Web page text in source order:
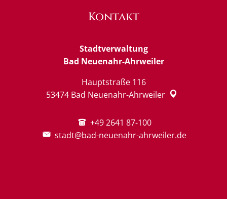
Kontakt
Stadtverwaltung
Bad Neuenahr-Ahrweiler
Hauptstraße 116
53474 Bad Neuenahr-Ahrweiler
+49 2641 87-100
stadt@bad-neuenahr-ahrweiler.de